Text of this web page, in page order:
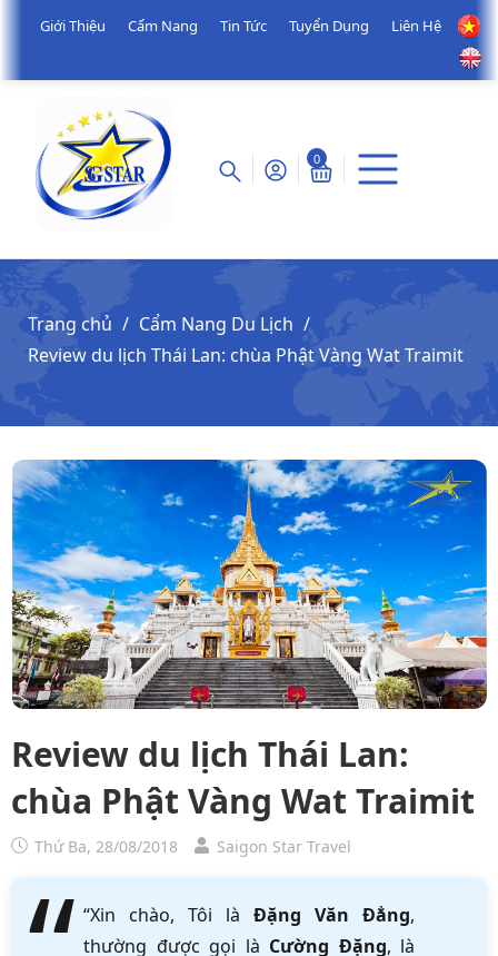
Giới Thiệu Cẩm Nang Tin Tức Tuyển Dụng Liên Hệ
0
Trang chủ
Cẩm Nang Du Lịch
Review du lịch Thái Lan: chùa Phật Vàng Wat Traimit
Review du lịch Thái Lan:
chùa Phật Vàng Wat Traimit
Thứ Ba, 28/08/2018 Saigon Star Travel
“Xin chào, Tôi là Đặng Văn Đẳng,
thường được gọi là Cường Đặng, là